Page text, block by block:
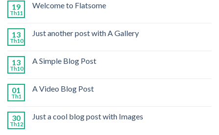
19
Th11
Welcome to Flatsome
13
Th10
Just another post with A Gallery
13
Th10
A Simple Blog Post
01
Th1
A Video Blog Post
30
Th12
Just a cool blog post with Images